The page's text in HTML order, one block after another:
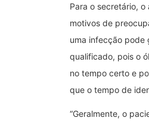
Para o secretário,
motivos de
uma infecção pode
qualificado, pois o
no tempo certo e
que o tempo de
“Geralmente, o